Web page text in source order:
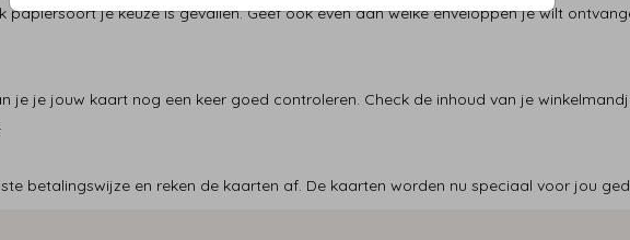
papiersoort je keuze is gevallen. Geef ook even aan welke enveloppen je wilt
je je jouw kaart nog een keer goed controleren. Check de inhoud van je
betalingswijze en reken de kaarten af. De kaarten worden nu speciaal voor jou